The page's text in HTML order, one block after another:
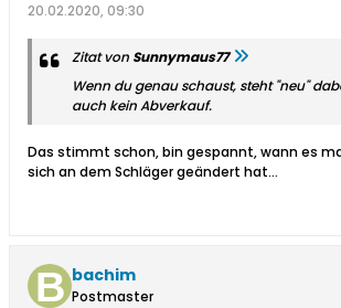
20.02.2020, 09:30
Zitat von Sunnymaus77
Wenn du genau schaust, steht "neu"
auch kein Abverkauf.
Das stimmt schon, bin gespannt, wann es
sich an dem Schläger geändert hat...
bachim
Postmaster